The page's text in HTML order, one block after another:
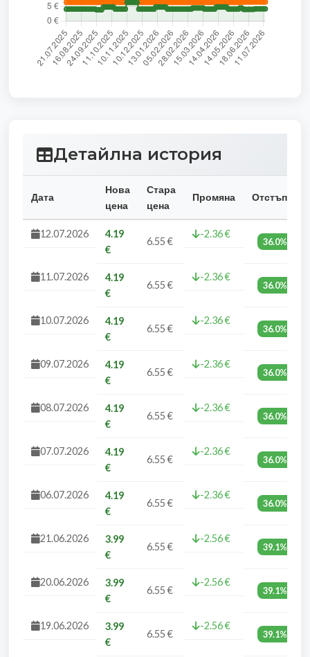
Детайлна история
Дата
Нова
цена
Стара
цена
Промяна Отстъпка
12.07.2026
4.19
€
6.55 €
-2.36 €
36.0%
11.07.2026
4.19
€
6.55 €
-2.36 €
36.0%
10.07.2026
4.19
€
6.55 €
-2.36 €
36.0%
09.07.2026
4.19
€
6.55 €
-2.36 €
36.0%
08.07.2026
4.19
€
6.55 €
-2.36 €
36.0%
07.07.2026
4.19
€
6.55 €
-2.36 €
36.0%
06.07.2026
4.19
€
6.55 €
-2.36 €
36.0%
21.06.2026
3.99
€
6.55 €
-2.56 €
39.1%
20.06.2026
3.99
€
6.55 €
-2.56 €
39.1%
19.06.2026
3.99
€
6.55 €
-2.56 €
39.1%